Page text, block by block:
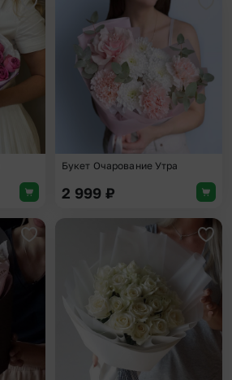
Добавить в избранное
Букет Очарование Утра
2 999 ₽
Добавить в избранное